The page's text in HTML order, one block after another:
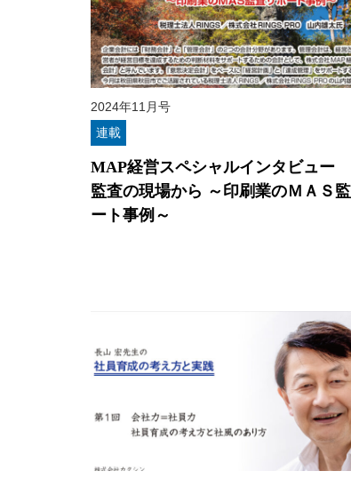
2024年11月号
連載
MAP経営スペシャルインタビュー
監査の現場から ～印刷業のＭＡＳ
ート事例～